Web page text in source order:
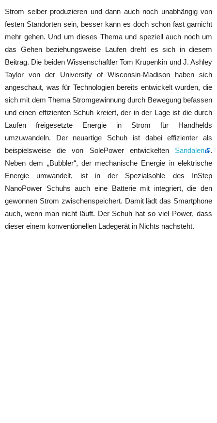
Strom selber produzieren und dann auch noch unabhängig von
festen Standorten sein, besser kann es doch schon fast garnicht
mehr gehen. Und um dieses Thema und speziell auch noch um
das Gehen beziehungsweise Laufen dreht es sich in diesem
Beitrag. Die beiden Wissenschaftler Tom Krupenkin und J. Ashley
Taylor von der University of Wisconsin-Madison haben sich
angeschaut, was für Technologien bereits entwickelt wurden, die
sich mit dem Thema Stromgewinnung durch Bewegung befassen
und einen effizienten Schuh kreiert, der in der Lage ist die durch
Laufen freigesetzte Energie in Strom für Handhelds
umzuwandeln. Der neuartige Schuh ist dabei effizienter als
beispielsweise die von SolePower entwickelten Sandalen
.
Neben dem „Bubbler“, der mechanische Energie in elektrische
Energie umwandelt, ist in der Spezialsohle des InStep
NanoPower Schuhs auch eine Batterie mit integriert, die den
gewonnen Strom zwischenspeichert. Damit lädt das Smartphone
auch, wenn man nicht läuft. Der Schuh hat so viel Power, dass
dieser einem konventionellen Ladegerät in Nichts nachsteht.